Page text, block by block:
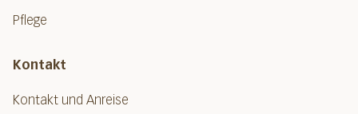
Pflege
Kontakt
Kontakt und Anreise